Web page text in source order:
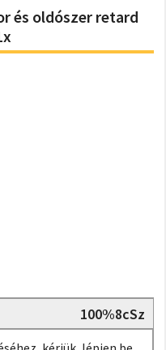
és oldószer retard
100%8cSz